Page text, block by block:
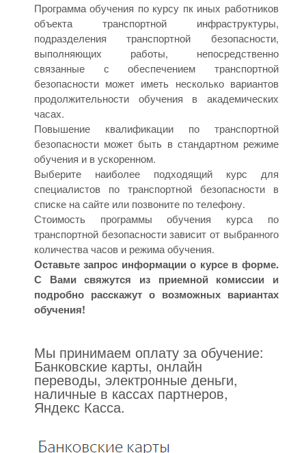
Программа обучения по курсу пк иных работников
объекта транспортной инфраструктуры,
подразделения транспортной безопасности,
выполняющих работы, непосредственно
связанные с обеспечением транспортной
безопасности может иметь несколько вариантов
продолжительности обучения в академических
часах.
Повышение квалификации по транспортной
безопасности может быть в стандартном режиме
обучения и в ускоренном.
Выберите наиболее подходящий курс для
специалистов по транспортной безопасности в
списке на сайте или позвоните по телефону.
Стоимость программы обучения курса по
транспортной безопасности зависит от выбранного
количества часов и режима обучения.
Оставьте запрос информации о курсе в форме.
С Вами свяжутся из приемной комиссии и
подробно расскажут о возможных вариантах
обучения!
Мы принимаем оплату за обучение:
Банковские карты, онлайн
переводы, электронные деньги,
наличные в кассах партнеров,
Яндекс Касса.